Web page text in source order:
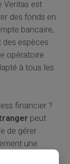
Veritas est
des fonds en
bancaire,
espèces
opératoire
à tous les
financier ?
peut
de gérer
une